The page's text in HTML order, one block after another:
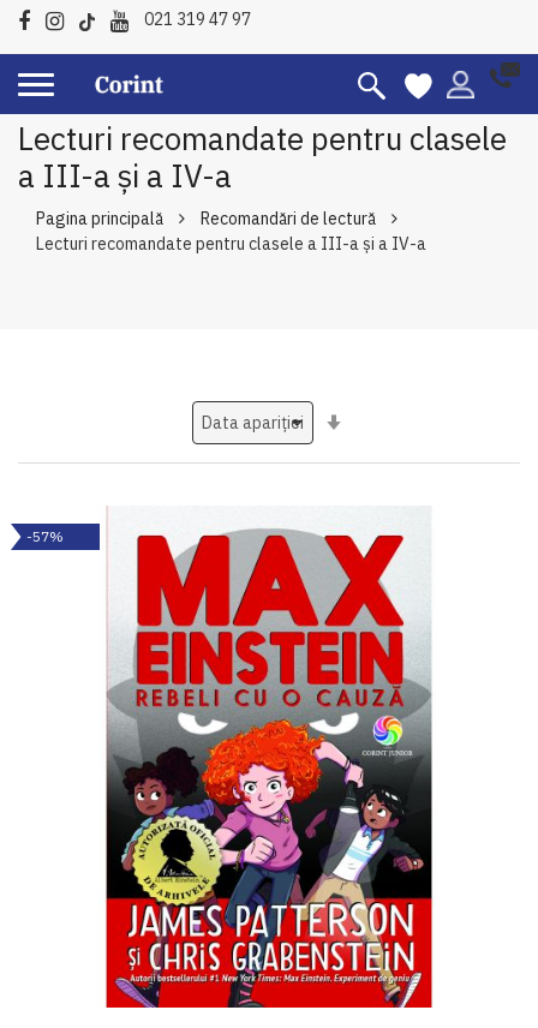
021 319 47 97
Lecturi recomandate pentru clasele
a III-a şi a IV-a
Pagina principală
Recomandări de lectură
Lecturi recomandate pentru clasele a III-a şi a IV-a
-57%